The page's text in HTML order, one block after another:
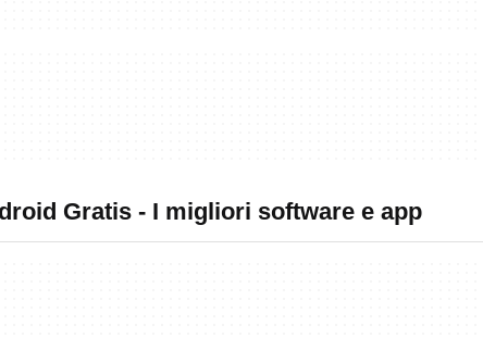
Gratis - I migliori software e app